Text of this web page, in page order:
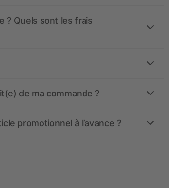
? Quels sont les frais
de ma commande ?
promotionnel à l’avance ?